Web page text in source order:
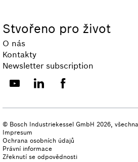
Stvořeno pro život
O nás
Kontakty
Newsletter subscription
© Bosch Industriekessel GmbH 2026,
Impresum
Ochrana osobních údajů
Právní informace
Zřeknutí se odpovědnosti